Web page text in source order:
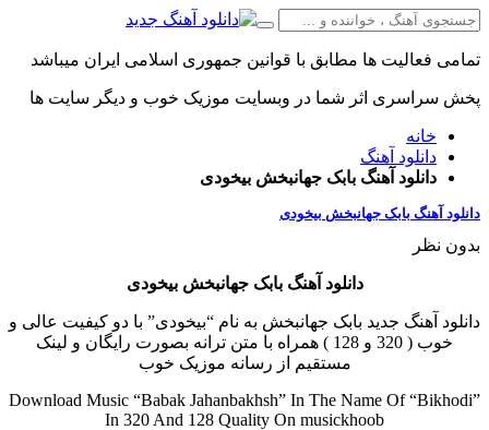
تمامی فعالیت ها مطابق با قوانین جمهوری اسلامی ایران میباشد
پخش سراسری اثر شما در وبسایت موزیک خوب و دیگر سایت ها
خانه
دانلود آهنگ
دانلود آهنگ بابک جهانبخش بیخودی
دانلود آهنگ بابک جهانبخش بیخودی
بدون نظر
دانلود آهنگ بابک جهانبخش بیخودی
دانلود آهنگ جدید بابک جهانبخش به نام “بیخودی” با دو کیفیت عالی و
خوب ( 320 و 128 ) همراه با متن ترانه بصورت رایگان و لینک
مستقیم از رسانه موزیک خوب
Download Music “Babak Jahanbakhsh” In The Name Of “Bikhodi”
In 320 And 128 Quality On musickhoob